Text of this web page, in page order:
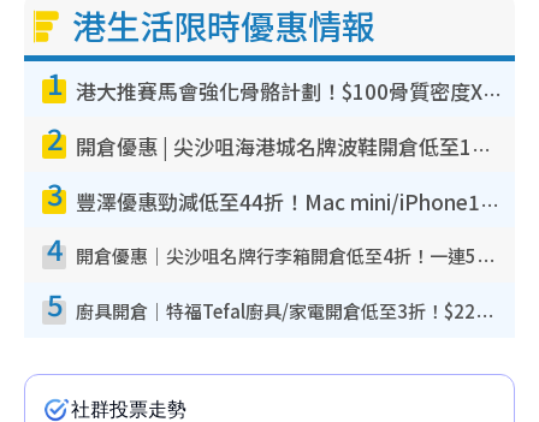
港生活限時優惠情報
1 港大推賽馬會強化骨骼計劃！$100骨質密度X光檢查 完成免費運動訓練送超市禮券！附參加資格
2 開倉優惠 | 尖沙咀海港城名牌波鞋開倉低至1折！On鞋$899起／Joy&Peace鞋履$98起
3 豐澤優惠勁減低至44折！Mac mini/iPhone17Pro大減價！廚房家電$220起
4 開倉優惠｜尖沙咀名牌行李箱開倉低至4折！一連5日 American Tourister/ace./Hallmark $200起！
5 廚具開倉｜特福Tefal廚具/家電開倉低至3折！$220起買平底鍋/炒鑊/湯煲！電飯煲/吸塵機/燙斗$418起